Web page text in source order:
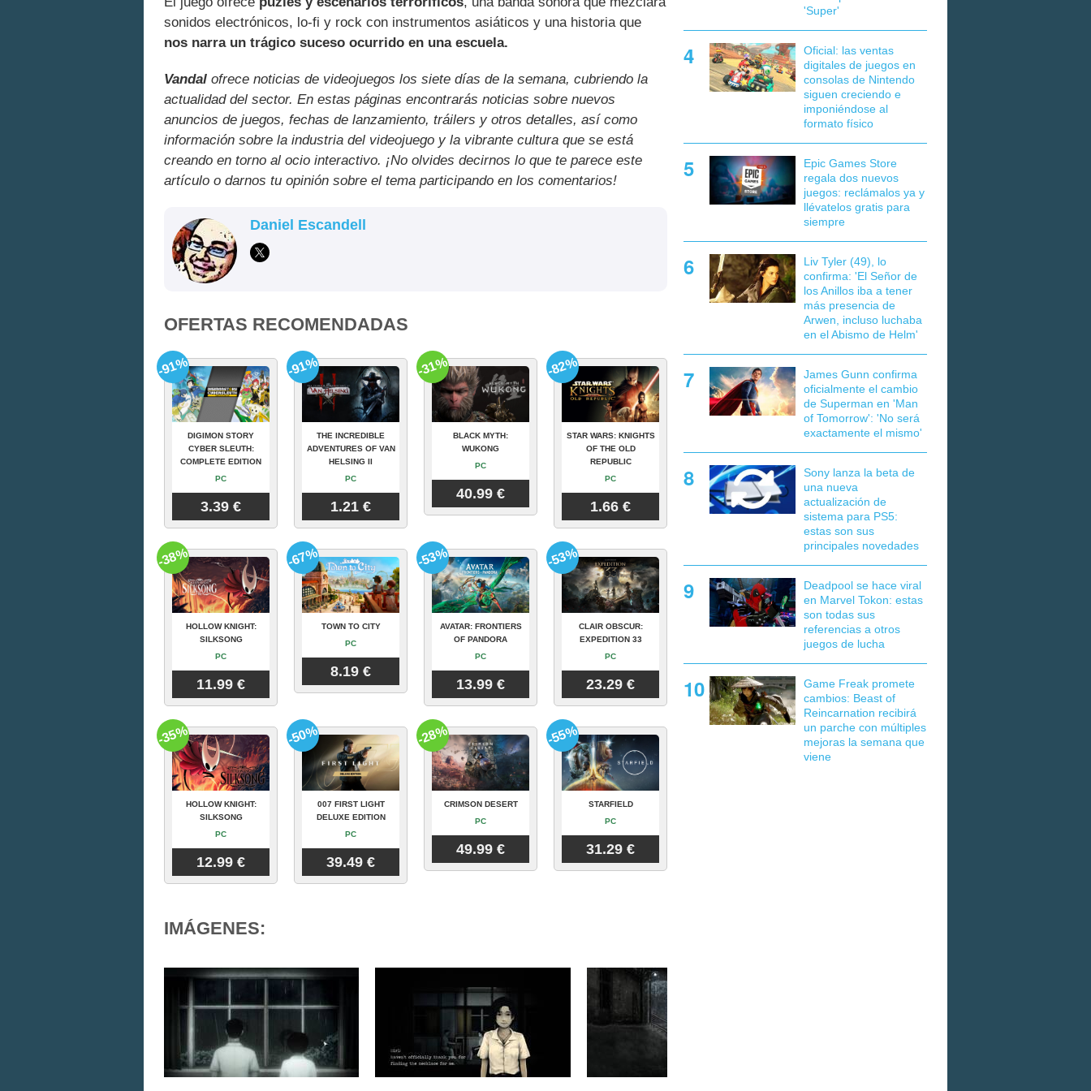
sonidos electrónicos, lo-fi y rock con instrumentos asiáticos y una historia que
nos narra un trágico suceso ocurrido en una escuela.
Vandal ofrece noticias de videojuegos los siete días de la semana, cubriendo la
actualidad del sector. En estas páginas encontrarás noticias sobre nuevos
anuncios de juegos, fechas de lanzamiento, tráilers y otros detalles, así como
información sobre la industria del videojuego y la vibrante cultura que se está
creando en torno al ocio interactivo. ¡No olvides decirnos lo que te parece este
artículo o darnos tu opinión sobre el tema participando en los comentarios!
Daniel Escandell
OFERTAS RECOMENDADAS
DIGIMON STORY
CYBER SLEUTH:
COMPLETE EDITION
PC
3.39 €
-91%
THE INCREDIBLE
ADVENTURES OF VAN
HELSING II
PC
1.21 €
-91%
BLACK MYTH:
WUKONG
PC
40.99 €
-31%
STAR WARS: KNIGHTS
OF THE OLD
REPUBLIC
PC
1.66 €
-82%
HOLLOW KNIGHT:
SILKSONG
PC
11.99 €
-38%
TOWN TO CITY
PC
8.19 €
-67%
AVATAR: FRONTIERS
OF PANDORA
PC
13.99 €
-53%
CLAIR OBSCUR:
EXPEDITION 33
PC
23.29 €
-53%
HOLLOW KNIGHT:
SILKSONG
PC
12.99 €
-35%
007 FIRST LIGHT
DELUXE EDITION
PC
39.49 €
-50%
CRIMSON DESERT
PC
49.99 €
-28%
STARFIELD
PC
31.29 €
-55%
IMÁGENES:
'Super'
Oficial: las ventas
digitales de juegos en
consolas de Nintendo
siguen creciendo e
imponiéndose al
formato físico
Epic Games Store
regala dos nuevos
juegos: reclámalos ya y
llévatelos gratis para
siempre
Liv Tyler (49), lo
confirma: 'El Señor de
los Anillos iba a tener
más presencia de
Arwen, incluso luchaba
en el Abismo de Helm'
James Gunn confirma
oficialmente el cambio
de Superman en 'Man
of Tomorrow': 'No será
exactamente el mismo'
Sony lanza la beta de
una nueva
actualización de
sistema para PS5:
estas son sus
principales novedades
Deadpool se hace viral
en Marvel Tokon: estas
son todas sus
referencias a otros
juegos de lucha
Game Freak promete
cambios: Beast of
Reincarnation recibirá
un parche con múltiples
mejoras la semana que
viene